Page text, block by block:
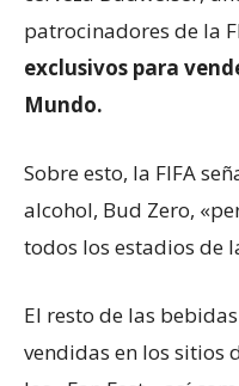
patrocinadores de la
exclusivos para
Mundo.
Sobre esto, la FIFA
alcohol, Bud Zero,
todos los estadios de
El resto de las
vendidas en los sitios